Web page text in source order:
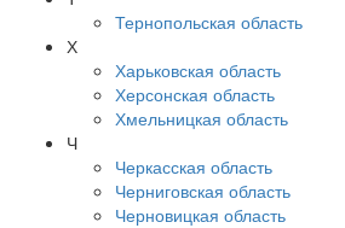
Тернопольская область
Х
Харьковская область
Херсонская область
Хмельницкая область
Ч
Черкасская область
Черниговская область
Черновицкая область